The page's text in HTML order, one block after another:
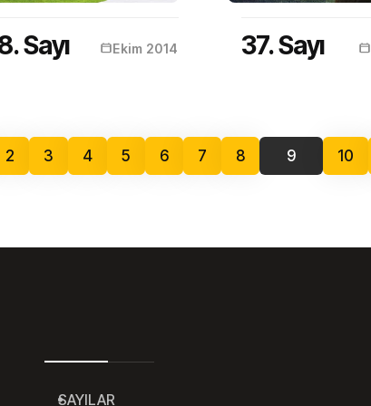
Sayı Ekim 2014 37. Sayı
2 3 4 5 6 7 8 9 10
SAYILAR